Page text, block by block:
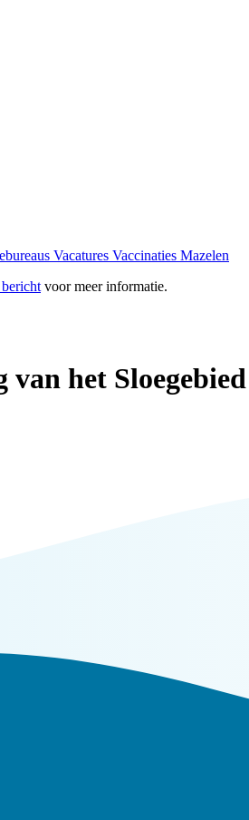
Vacatures Vaccinaties Mazelen
voor meer informatie.
van het Sloegebied